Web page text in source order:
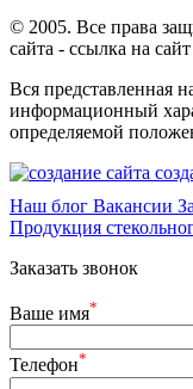
© 2005. Все права
сайта - ссылка на
Вся представленная
информационный
определяемой
Наш блог Вакансии
Продукция
Заказать звонок
Ваше имя*
Телефон*